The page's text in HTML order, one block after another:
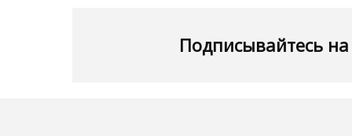
Подписывайтесь